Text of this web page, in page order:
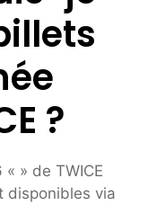
?
« » de TWICE
disponibles via